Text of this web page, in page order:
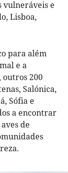
vulneráveis e
Lisboa,
para além
e a
200
Salónica,
Sófia e
a encontrar
de